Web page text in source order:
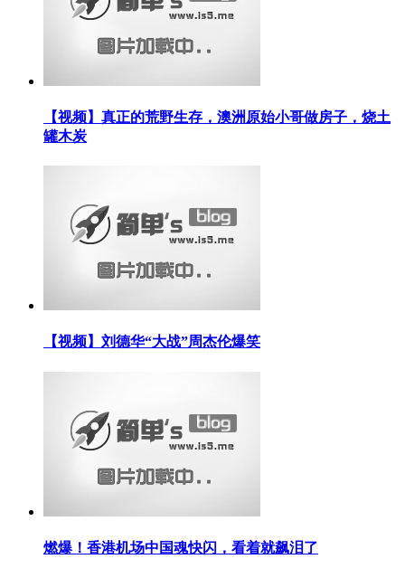
【视频】真正的荒野生存，澳洲原始小哥做房子，烧土
罐木炭
【视频】刘德华“大战”周杰伦爆笑
燃爆！香港机场中国魂快闪，看着就飙泪了